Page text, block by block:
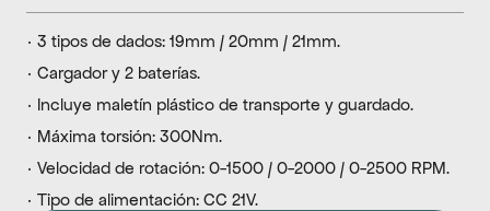
· 3 tipos de dados: 19mm / 20mm / 21mm.
· Cargador y 2 baterías.
· Incluye maletín plástico de transporte y guardado.
· Máxima torsión: 300Nm.
· Velocidad de rotación: 0-1500 / 0-2000 / 0-2500 RPM.
· Tipo de alimentación: CC 21V.